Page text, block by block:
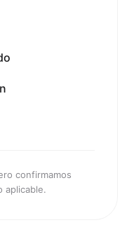
confirmamos
aplicable.